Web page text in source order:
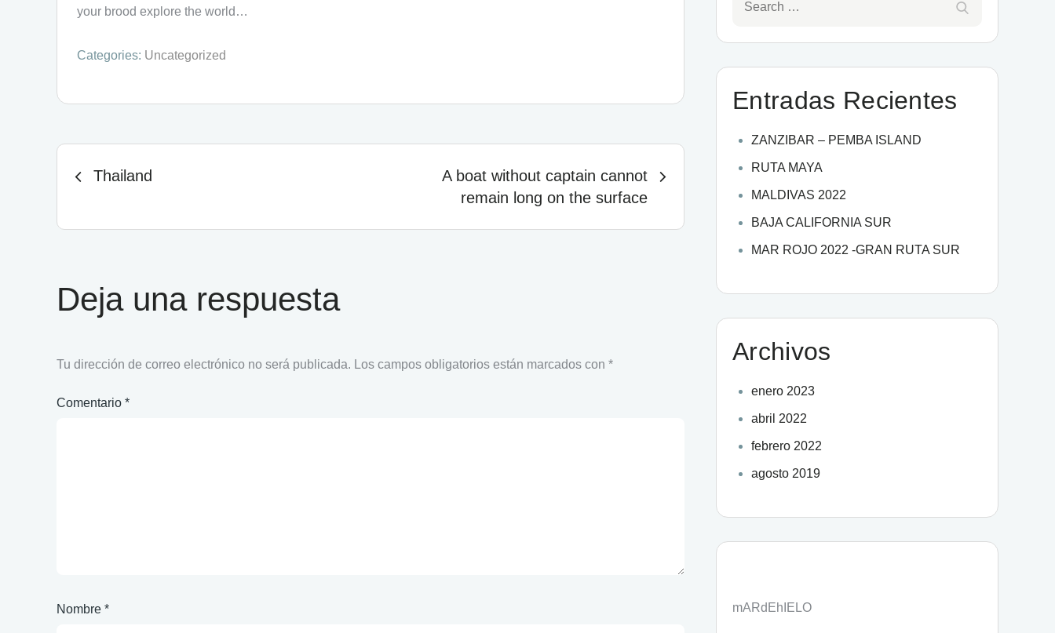
your brood explore the world…
Categories: Uncategorized
Thailand
A boat without captain cannot
remain long on the surface
Deja una respuesta
Tu dirección de correo electrónico no será publicada. Los campos obligatorios están marcados con *
Comentario *
Nombre *
Entradas Recientes
ZANZIBAR – PEMBA ISLAND
RUTA MAYA
MALDIVAS 2022
BAJA CALIFORNIA SUR
MAR ROJO 2022 -GRAN RUTA SUR
Archivos
enero 2023
abril 2022
febrero 2022
agosto 2019
mARdEhIELO